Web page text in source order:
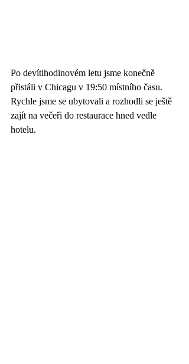
Po devítihodinovém letu jsme konečně
přistáli v Chicagu v 19:50 místního času.
Rychle jsme se ubytovali a rozhodli se ještě
zajít na večeři do restaurace hned vedle
hotelu.